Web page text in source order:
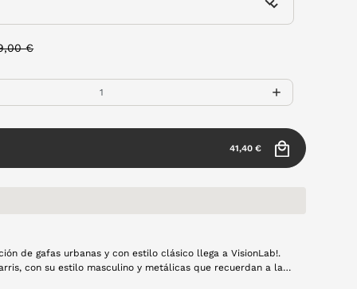
€
41,40 €
de gafas urbanas y con estilo clásico llega a VisionLab!.
estilo masculino y metálicas que recuerdan a las
piloto, busca sorprender a todos los que quieren disfrutar